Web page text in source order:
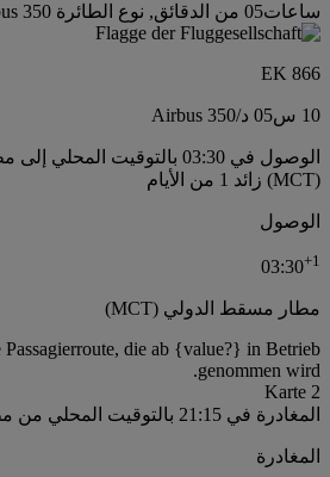
ساعات05 من الدقائق, نوع الطائرة Airbus 350
EK 866
10 س 05 د /
Airbus 350
الوصول في 03:30 بالتوقيت
(MCT) زائد 1 من الأيام
الوصول
03:30+1
مطار مسقط الدولي (MCT)
Passagierroute, die ab {value?} in Betrieb
genommen wird.
Karte 2
المغادرة في 21:15 بالتوقيت المحلي من مطار دوسلدورف (DUS)
المغادرة